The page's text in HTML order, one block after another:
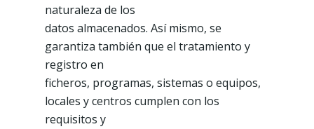
naturaleza de los
datos almacenados. Así mismo, se
garantiza también que el tratamiento y
registro en
ficheros, programas, sistemas o equipos,
locales y centros cumplen con los
requisitos y